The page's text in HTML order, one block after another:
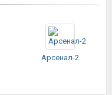
Арсенал-2